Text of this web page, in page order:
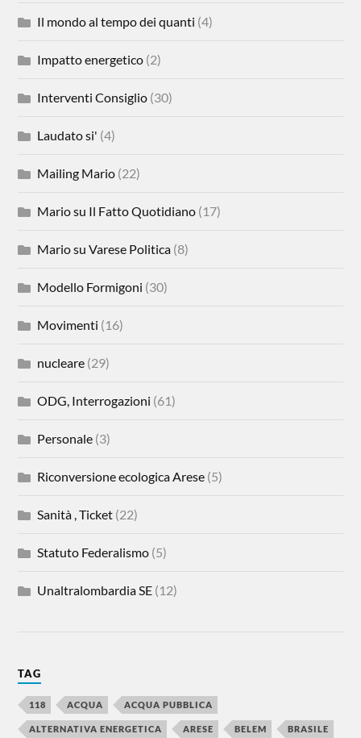
Il mondo al tempo dei quanti (4)
Impatto energetico (2)
Interventi Consiglio (30)
Laudato si' (4)
Mailing Mario (22)
Mario su Il Fatto Quotidiano (17)
Mario su Varese Politica (8)
Modello Formigoni (30)
Movimenti (16)
nucleare (29)
ODG, Interrogazioni (61)
Personale (3)
Riconversione ecologica Arese (5)
Sanità , Ticket (22)
Statuto Federalismo (5)
Unaltralombardia SE (12)
TAG
118 ACQUA ACQUA PUBBLICA
ALTERNATIVA ENERGETICA ARESE BELEM BRASILE